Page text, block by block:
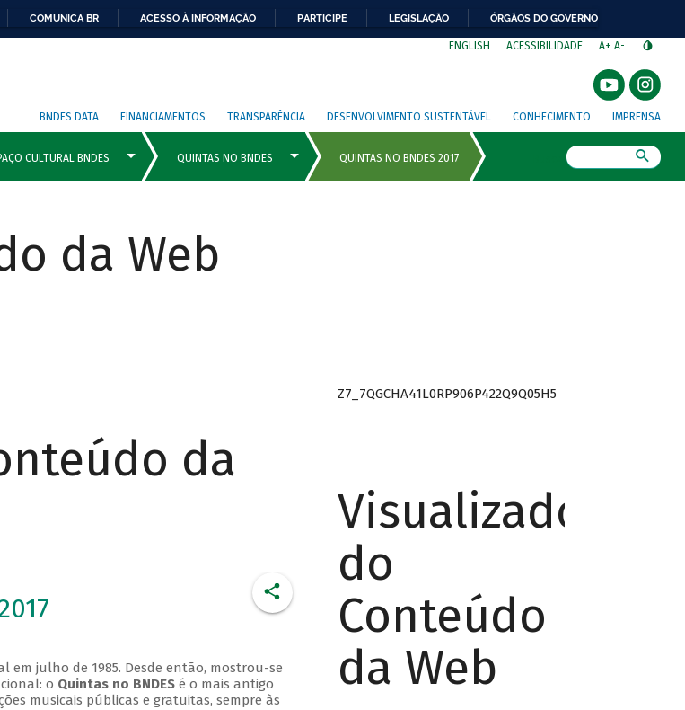
COMUNICA BR ACESSO À INFORMAÇÃO PARTICIPE LEGISLAÇÃO ÓRGÃOS DO GOVERNO
ENGLISH ACESSIBILIDADE A+ A-
BNDES DATA FINANCIAMENTOS TRANSPARÊNCIA DESENVOLVIMENTO SUSTENTÁVEL CONHECIMENTO IMPRENSA
da Web
da
em julho de 1985. Desde então, mostrou-se
o Quintas no BNDESé o mais antigo
musicais públicas e gratuitas, sempre às
Z7_7QGCHA41L0RP906P422Q9Q05H5
Visualizador
do
Conteúdo
da Web